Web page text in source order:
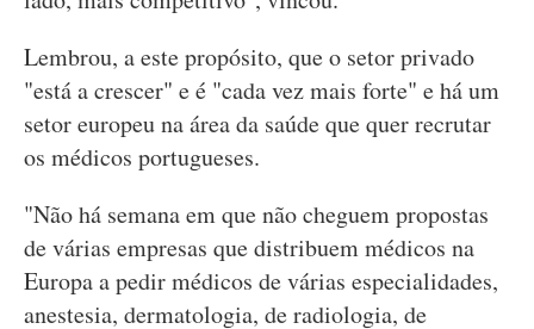
Lembrou, a este propósito, que o setor privado
"está a crescer" e é "cada vez mais forte" e há um
setor europeu na área da saúde que quer recrutar
os médicos portugueses.
"Não há semana em que não cheguem propostas
de várias empresas que distribuem médicos na
Europa a pedir médicos de várias especialidades,
anestesia, dermatologia, de radiologia, de